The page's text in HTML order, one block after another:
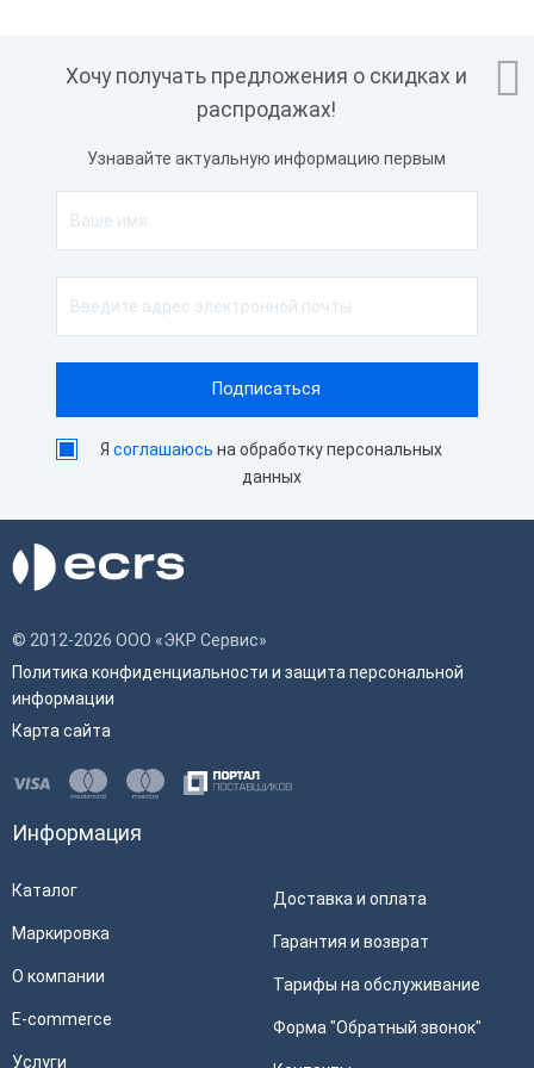

Хочу получать предложения о скидках и
распродажах!
Узнавайте актуальную информацию первым
Ясоглашаюсь на обработку персональных
данных
© 2012-2026 ООО «ЭКР Сервис»
Политика конфиденциальности и защита персональной
информации
Карта сайта
Информация
Каталог
Маркировка
О компании
E-commerce
Услуги
Доставка и оплата
Гарантия и возврат
Тарифы на обслуживание
Форма "Обратный звонок"